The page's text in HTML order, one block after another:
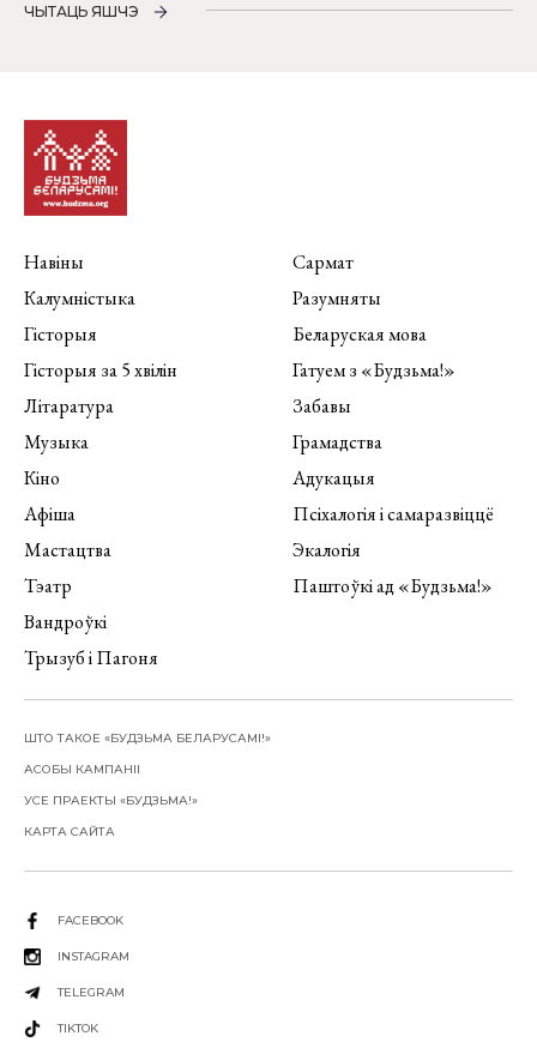
ЧЫТАЦЬ ЯШЧЭ
Навіны
Калумністыка
Гісторыя
Гісторыя за 5 хвілін
Літаратура
Музыка
Кіно
Афіша
Мастацтва
Тэатр
Вандроўкі
Трызуб і Пагоня
Сармат
Разумняты
Беларуская мова
Гатуем з «Будзьма!»
Забавы
Грамадства
Адукацыя
Псіхалогія і самаразвіццё
Экалогія
Паштоўкі ад «Будзьма!»
ШТО ТАКОЕ «БУДЗЬМА БЕЛАРУСАМІ!»
АСОБЫ КАМПАНІІ
УСЕ ПРАЕКТЫ «БУДЗЬМА!»
КАРТА САЙТА
FACEBOOK
INSTAGRAM
TELEGRAM
TIKTOK